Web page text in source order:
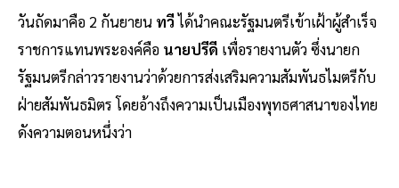
วันถัดมาคือ 2 กันยายน ทวีได้นำคณะรัฐมนตรีเข้าเฝ้าผู้สำเร็จ
ราชการแทนพระองค์คือ นายปรีดี เพื่อรายงานตัว ซึ่งนายก
รัฐมนตรีกล่าวรายงานว่าด้วยการส่งเสริมความสัมพันธไมตรีกับ
ฝ่ายสัมพันธมิตร โดยอ้างถึงความเป็นเมืองพุทธศาสนาของไทย
ดังความตอนหนึ่งว่า